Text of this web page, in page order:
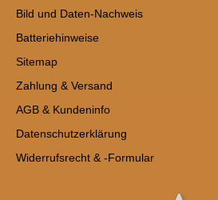
Bild und Daten-Nachweis
Batteriehinweise
Sitemap
Zahlung & Versand
AGB & Kundeninfo
Datenschutzerklärung
Widerrufsrecht & -Formular